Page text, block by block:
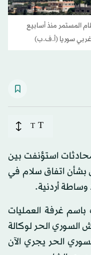
المستمر منذ أسابيع
غربي سوريا (أ.ف.ب)
T
T
استؤنفت بين
بشأن اتفاق سلام في
وساطة أردنية.
باسم غرفة العمليات
السوري الحر لوكالة
الحر يجري الآن